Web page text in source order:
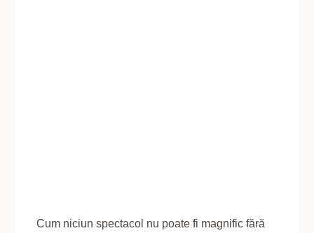
Cum niciun spectacol nu poate fi magnific fără